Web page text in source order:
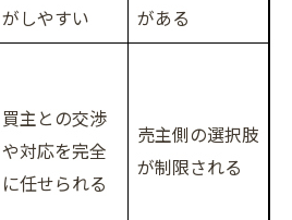
がしやすい
がある
買主との交渉
や対応を完全
に任せられる
売主側の選択肢
が制限される